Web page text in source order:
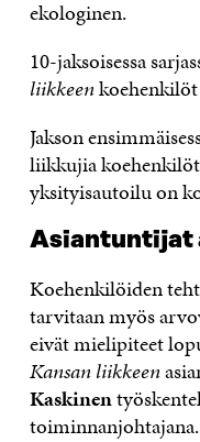
ekologinen.
10-jaksoisessa
liikkeenkoehenkilöt
Jakson
liikkujia koehenkilöt
yksityisautoilu on
Asiantuntijat
Koehenkilöiden
tarvitaan myös
eivät mielipiteet
Kansan liikkeen
Kaskinen